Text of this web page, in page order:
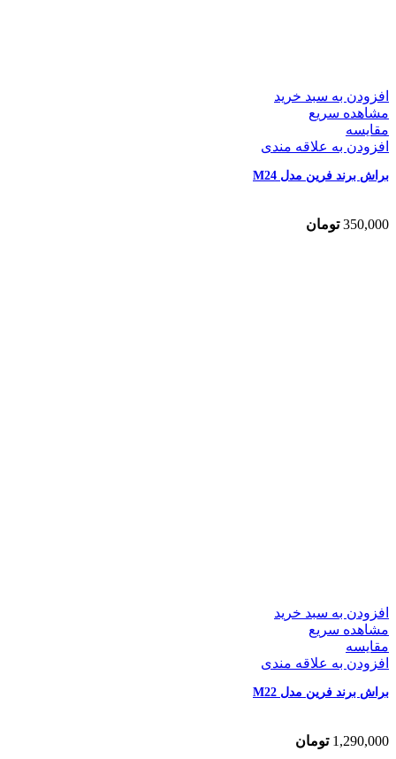
افزودن به سبد خرید
مشاهده سریع
مقایسه
افزودن به علاقه مندی
براش برند فرین مدل M24
350,000 تومان
افزودن به سبد خرید
مشاهده سریع
مقایسه
افزودن به علاقه مندی
براش برند فرین مدل M22
1,290,000 تومان